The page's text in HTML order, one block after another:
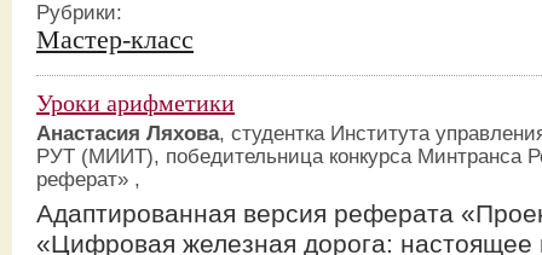
Рубрики:
Мастер-класс
Уроки арифметики
Анастасия Ляхова, студентка Института
РУТ (МИИТ), победительница конкурса Минтранса
реферат» ,
Адаптированная версия реферата
«Цифровая железная дорога: настоящее